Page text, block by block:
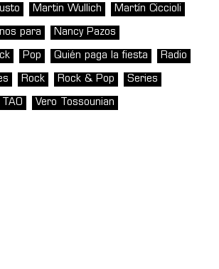
Martin Wullich Martín Ciccioli
para Nancy Pazos
Pop Quién paga la fiesta Radio
Rock Rock & Pop Series
TAO Vero Tossounian